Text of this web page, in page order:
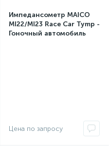
Импедансометр MAICO
MI22/MI23 Race Car Tymp -
Гоночный автомобиль